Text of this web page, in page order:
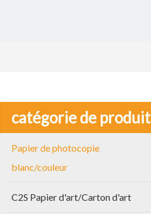
catégorie de produit
Papier de photocopie
blanc/couleur
C2S Papier d'art/Carton d'art